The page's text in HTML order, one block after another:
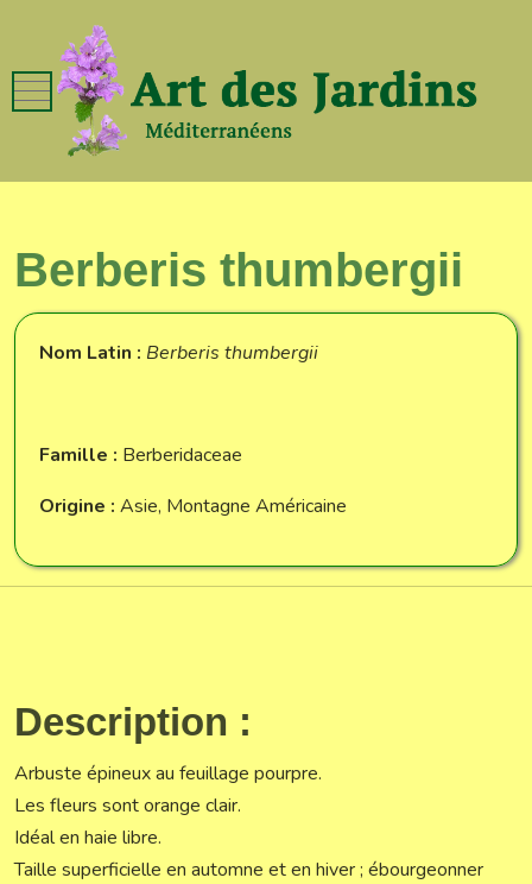
Mobile Menu Toggle
Berberis thumbergii
Nom Latin : Berberis thumbergii
Famille : Berberidaceae
Origine : Asie, Montagne Américaine
Description :
Arbuste épineux au feuillage pourpre.
Les fleurs sont orange clair.
Idéal en haie libre.
Taille superficielle en automne et en hiver ; ébourgeonner